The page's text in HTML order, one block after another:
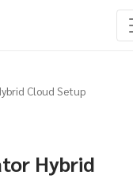
Cloud Setup
Hybrid